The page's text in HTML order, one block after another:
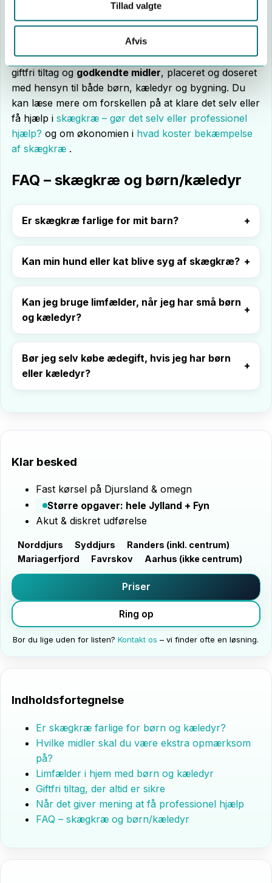
Tillad valgte
Afvis
du er usikker på, hvilke midler der er sikre at
En professionel plan kombinerer typisk limfælder,
giftfri tiltag og godkendte midler, placeret og doseret
med hensyn til både børn, kæledyr og bygning. Du
kan læse mere om forskellen på at klare det selv eller
få hjælp i skægkræ – gør det selv eller professionel
hjælp? og om økonomien i hvad koster bekæmpelse
af skægkræ .
FAQ – skægkræ og børn/kæledyr
Er skægkræ farlige for mit barn?
Kan min hund eller kat blive syg af skægkræ?
Kan jeg bruge limfælder, når jeg har små børn
og kæledyr?
Bør jeg selv købe ædegift, hvis jeg har børn
eller kæledyr?
Klar besked
Fast kørsel på Djursland & omegn
Større opgaver: hele Jylland + Fyn
Akut & diskret udførelse
Norddjurs Syddjurs
Randers (inkl. centrum)
Mariagerfjord
Favrskov Aarhus (ikke centrum)
Priser
Ring op
Bor du lige uden for listen? Kontakt os – vi finder ofte en løsning.
Indholdsfortegnelse
Er skægkræ farlige for børn og kæledyr?
Hvilke midler skal du være ekstra opmærksom
på?
Limfælder i hjem med børn og kæledyr
Giftfri tiltag, der altid er sikre
Når det giver mening at få professionel hjælp
FAQ – skægkræ og børn/kæledyr